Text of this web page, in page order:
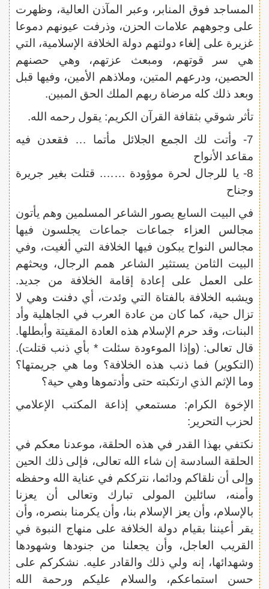
المساجد فوق المنابر، وعبر المآذن العالية، وظهرت
على وجوههم علامات الحزن، وذرفت عيونهم دموعا
غزيرة على إلغاء دولتهم دولة الخلافة الإسلامية، التي
هي سر قوتهم، ومبعث عزتهم، وهي حصنهم
الحصين، ودرعهم المتين، وملاذهم الأمين، وفيها قبل
وبعد ذلك كله مرضاة ربهم الملك الحق المبين.
تأثر شوقي بثقافة القرآن الكريم: يقول رحمه الله.
7- وأتت لك الجمع الجلائل مأتما … فقعدن فيه
مقاعد الأنواح
8- يا للرجال لحرة موؤودة ……. قتلت بغير جريرة
وجناح
في البيت السابع يصور الشاعر المسلمين وهم يأتون
مجالس العزاء جماعات جماعات يجلسون فيها
مجالس النواح يبكون فيها الخلافة التي ألغيت، وفي
البيت الثامن يستثير الشاعر همم الرجال، ويحثهم
على العمل على إعادة إقامة الخلافة من جديد.
ويشبه الخلافة بالفتاة التي وئدت، أي دفنت وهي لا
تزال حية، كما كان من عادة العرب في الجاهلية وأد
البنات، وقد حرم الإسلام هذه العادة المقيتة وأبطلها.
قال تعالى: (وإذا الموءودة سئلت * بأي ذنب قتلت).
(التكوير) فما ذنب هذه الخلافة؟ وما هي جريمتها؟
وما الإثم الذي ارتكبته حتى وأدتموها وهي حية؟
الإخوة الكرام: مستمعي إذاعة المكتب الإعلامي
لحزب التحرير:
نكتفي بهذا القدر في هذه الحلقة، موعدنا معكم في
الحلقة السادسة إن شاء الله تعالى، فإلى ذلك الحين
وإلى أن نلقاكم ودائما، نترككم في عناية الله وحفظه
وأمنه، سائلين المولى تبارك وتعالى أن يعزنا
بالإسلام، وأن يعز الإسلام بنا، وأن يكرمنا بنصره، وأن
يقر أعيننا بقيام دولة الخلافة على منهاج النبوة في
القريب العاجل، وأن يجعلنا من جنودها وشهودها
وشهدائها، إنه ولي ذلك والقادر عليه. نشكركم على
حسن استماعكم، والسلام عليكم ورحمة الله